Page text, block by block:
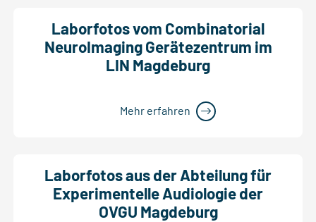
Laborfotos vom Combinatorial
NeuroImaging Gerätezentrum im
LIN Magdeburg
Mehr erfahren
Laborfotos aus der Abteilung für
Experimentelle Audiologie der
OVGU Magdeburg